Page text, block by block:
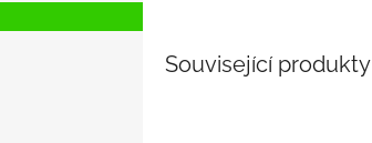
Související produkty